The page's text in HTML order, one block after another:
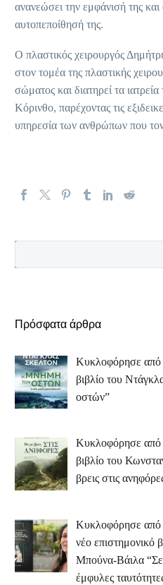
ανανεώσει την εμφάνισή της
αυτοπεποίθησή της.
Ο πλαστικός χειρουργός
στον τομέα της πλαστικής
σώματος και διατηρεί τα
Κόρινθο, παρέχοντας τις
υπηρεσία των ανθρώπων που τον
Πρόσφατα άρθρα
Κυκλοφόρησε από
βιβλίο του
οστών”
Κυκλοφόρησε από
βιβλίο του
βρεις στις
Κυκλοφόρησε από
νέο επιστημονικό
Μπούνα-Βάιλα
έμφυλες